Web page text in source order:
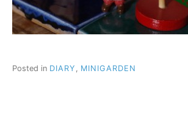
Posted in DIARY MINIGARDEN